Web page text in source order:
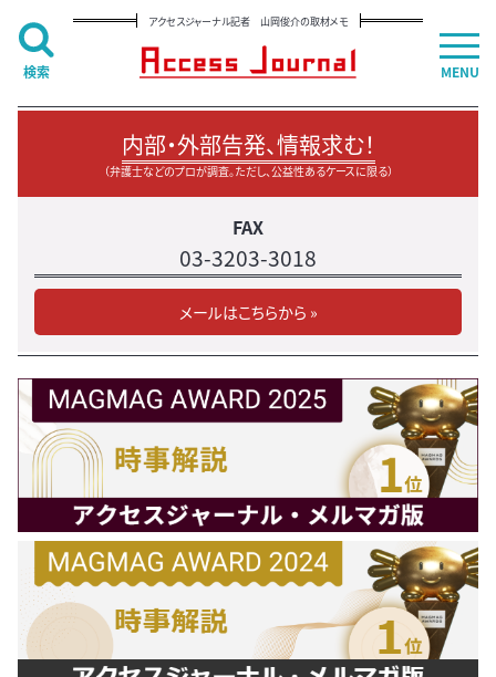
アクセスジャーナル記者 山岡俊介の取材メモ
内部・外部告発、情報求む！
（弁護士などのプロが調査。ただし、公益性あるケースに限る）
FAX
03-3203-3018
メールはこちらから »
MENU
検索